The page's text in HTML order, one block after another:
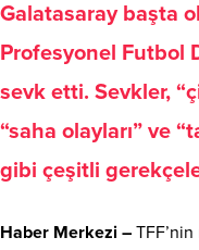
Galatasaray başta
Profesyonel Futbol
sevk etti. Sevkler,
“saha olayları” ve
gibi çeşitli
Haber Merkezi –